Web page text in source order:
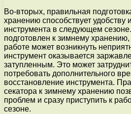
Во-вторых, правильная
хранению способствует удобству
инструмента в следующем
подготовлен к зимнему
работе может возникнуть
инструмент оказывается
затупленным. Это может
потребовать дополнительного
восстановление инструмента.
секатора к зимнему хранению
проблем и сразу приступить к
сезоне.